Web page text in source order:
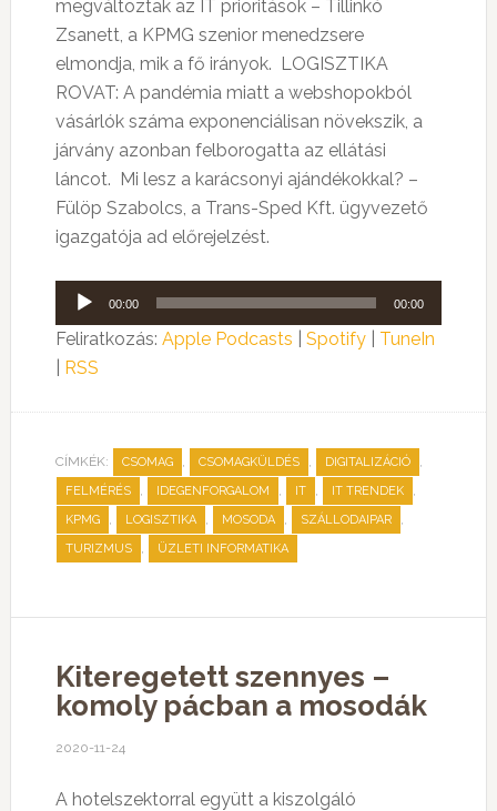
megváltoztak az IT prioritások – Tillinkó
Zsanett, a KPMG szenior menedzsere
elmondja, mik a fő irányok. LOGISZTIKA
ROVAT: A pandémia miatt a webshopokból
vásárlók száma exponenciálisan növekszik, a
járvány azonban felborogatta az ellátási
láncot. Mi lesz a karácsonyi ajándékokkal? –
Fülöp Szabolcs, a Trans-Sped Kft. ügyvezető
igazgatója ad előrejelzést.
Audió
lejátszó
00:00 00:00
Feliratkozás: Apple Podcasts Spotify| TuneIn
RSS
CÍMKÉK: CSOMAG , CSOMAGKÜLDÉS , DIGITALIZÁCIÓ ,
FELMÉRÉS , IDEGENFORGALOM , IT , IT TRENDEK ,
KPMG , LOGISZTIKA , MOSODA , SZÁLLODAIPAR ,
TURIZMUS , ÜZLETI INFORMATIKA
Kiteregetett szennyes –
komoly pácban a mosodák
2020-11-24
A hotelszektorral együtt a kiszolgáló